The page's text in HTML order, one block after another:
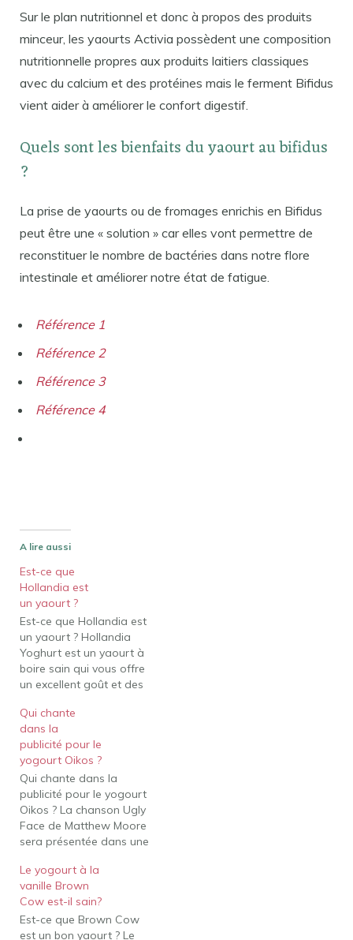
Sur le plan nutritionnel et donc à propos des produits
minceur, les yaourts Activia possèdent une composition
nutritionnelle propres aux produits laitiers classiques
avec du calcium et des protéines mais le ferment Bifidus
vient aider à améliorer le confort digestif.
Quels sont les bienfaits du yaourt au bifidus
?
La prise de yaourts ou de fromages enrichis en Bifidus
peut être une « solution » car elles vont permettre de
reconstituer le nombre de bactéries dans notre flore
intestinale et améliorer notre état de fatigue.
Référence 1
Référence 2
Référence 3
Référence 4
A lire aussi
Est-ce que
Hollandia est
un yaourt ?
Est-ce que Hollandia est
un yaourt ? Hollandia
Yoghurt est un yaourt à
boire sain qui vous offre
un excellent goût et des
pour votre bien-être
intérieur et extérieur. ... Il
est disponible en
différentes tailles
d'emballages pour votre
plus grand plaisir. Il se
décline en saveurs
nature…
Qui chante
dans la
publicité pour le
yogourt Oikos ?
Qui chante dans la
publicité pour le yogourt
Oikos ? La chanson Ugly
Face de Matthew Moore
sera présentée dans une
grand match. La chanson
est l'inspiration de la
nouvelle campagne
publicitaire du yogourt
Oikos. Moore, dont le
Le yogourt à la
vanille Brown
Cow est-il sain?
Est-ce que Brown Cow
est un bon yaourt ? Le